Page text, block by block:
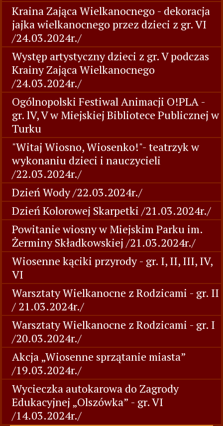
Kraina Zająca Wielkanocnego - dekoracja
jajka wielkanocnego przez dzieci z gr. VI
/24.03.2024r./
Występ artystyczny dzieci z gr. V podczas
Krainy Zająca Wielkanocnego
/24.03.2024r./
Ogólnopolski Festiwal Animacji O!PLA -
gr. lV, V w Miejskiej Bibliotece Publicznej w
Turku
"Witaj Wiosno, Wiosenko!"- teatrzyk w
wykonaniu dzieci i nauczycieli
/22.03.2024r./
Dzień Wody /22.03.2024r./
Dzień Kolorowej Skarpetki /21.03.2024r./
Powitanie wiosny w Miejskim Parku im.
Żerminy Składkowskiej /21.03.2024r./
Wiosenne kąciki przyrody - gr. I, II, III, IV,
VI
Warsztaty Wielkanocne z Rodzicami - gr. II
/ 21.03.2024r./
Warsztaty Wielkanocne z Rodzicami - gr. I
/20.03.2024r./
Akcja „Wiosenne sprzątanie miasta”
/19.03.2024r./
Wycieczka autokarowa do Zagrody
Edukacyjnej „Olszówka” - gr. VI
/14.03.2024r./